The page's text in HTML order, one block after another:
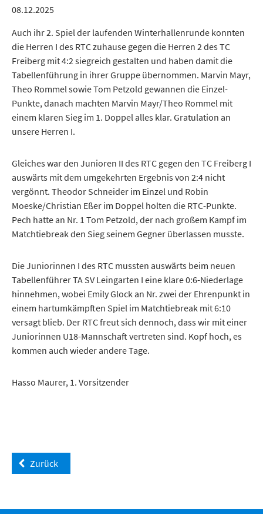
08.12.2025
Auch ihr 2. Spiel der laufenden Winterhallenrunde konnten
die Herren I des RTC zuhause gegen die Herren 2 des TC
Freiberg mit 4:2 siegreich gestalten und haben damit die
Tabellenführung in ihrer Gruppe übernommen. Marvin Mayr,
Theo Rommel sowie Tom Petzold gewannen die Einzel-
Punkte, danach machten Marvin Mayr/Theo Rommel mit
einem klaren Sieg im 1. Doppel alles klar. Gratulation an
unsere Herren I.
Gleiches war den Junioren II des RTC gegen den TC Freiberg I
auswärts mit dem umgekehrten Ergebnis von 2:4 nicht
vergönnt. Theodor Schneider im Einzel und Robin
Moeske/Christian Eßer im Doppel holten die RTC-Punkte.
Pech hatte an Nr. 1 Tom Petzold, der nach großem Kampf im
Matchtiebreak den Sieg seinem Gegner überlassen musste.
Die Juniorinnen I des RTC mussten auswärts beim neuen
Tabellenführer TA SV Leingarten I eine klare 0:6-Niederlage
hinnehmen, wobei Emily Glock an Nr. zwei der Ehrenpunkt in
einem hartumkämpften Spiel im Matchtiebreak mit 6:10
versagt blieb. Der RTC freut sich dennoch, dass wir mit einer
Juniorinnen U18-Mannschaft vertreten sind. Kopf hoch, es
kommen auch wieder andere Tage.
Hasso Maurer, 1. Vorsitzender
Zurück